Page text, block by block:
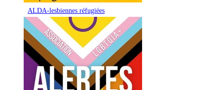
ALDA-lesbiennes réfugiées